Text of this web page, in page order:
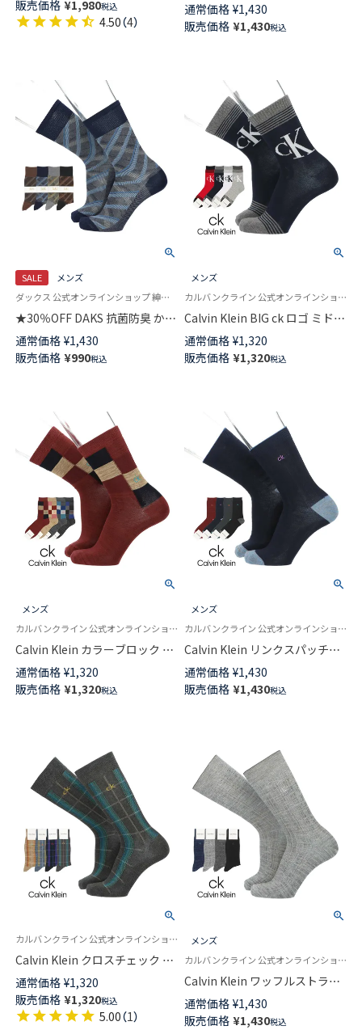
ル ソックス メンズ 02012496
販売価格 ¥1,980税込
4.50（4）
としっかりホールド 格子柄ジャ
ガード クルー丈 メンズ カジュ
通常価格 ¥1,430
販売価格 ¥1,430税込
SALE
メンズ
ダックス 公式オンラインショップ 紳士 靴下
★30％OFF DAKS 抗菌防臭 かか
としっかりホールド City Check
クルー丈 メンズ カジュアル ソ
ックス 02512673
通常価格 ¥1,430
販売価格 ¥990税込
メンズ
カルバンクライン 公式オンラインショップ 紳士 靴下 男性
Calvin Klein BIG ck ロゴ ミドル
丈 カジュアル ソックス メンズ
02542275
通常価格 ¥1,320
販売価格 ¥1,320税込
メンズ
カルバンクライン 公式オンラインショップ 紳士 靴下 男性
Calvin Klein カラーブロック ミ
ドル丈 カジュアル ソックス メ
ンズ 02542274
通常価格 ¥1,320
販売価格 ¥1,320税込
メンズ
カルバンクライン 公式オンラインショップ 紳士 靴下 男性
Calvin Klein リンクスパッチワ
ーク ミドル丈 カジュアル ソッ
クス メンズ 02542273
通常価格 ¥1,430
販売価格 ¥1,430税込
カルバンクライン 公式オンラインショップ 紳士 靴下
Calvin Klein クロスチェック ク
ルー丈 カジュアル ソックス メ
ンズ 02542272
通常価格 ¥1,320
販売価格 ¥1,320税込
5.00（1）
メンズ
カルバンクライン 公式オンラインショップ 紳士 靴下
Calvin Klein ワッフルストライ
プ ck刺繍 クルー丈 カジュアル
ソックス メンズ 02542271
通常価格 ¥1,430
販売価格 ¥1,430税込